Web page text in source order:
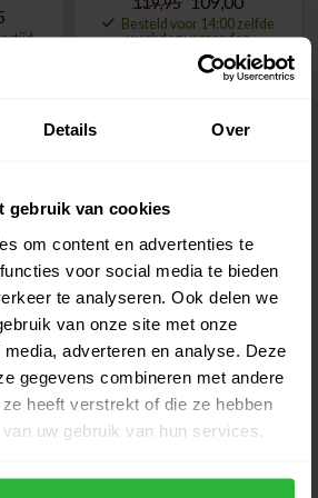
Details Over
gebruik van cookies
om content en advertenties te
voor social media te bieden
te analyseren. Ook delen we
van onze site met onze
adverteren en analyse. Deze
gegevens combineren met andere
heeft verstrekt of die ze hebben
uw gebruik van hun services.
Besteld voor 14:00 zelfde
werkdag verzonden
2
Big Max Heaven Seven G
Stand Bag zwart
119,95 109,00
Besteld voor 14:00 zelfde
werkdag verzonden